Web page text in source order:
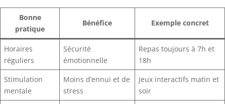
Bonne
pratique
Bénéfice Exemple concret
Horaires
réguliers
Sécurité
émotionnelle
Repas toujours à 7h et
18h
Stimulation
mentale
Moins d’ennui et de
stress
Jeux interactifs matin et
soir